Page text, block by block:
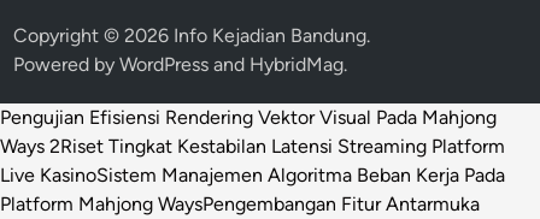
Copyright © 2026 Info Kejadian Bandung.
Powered byWordPress and HybridMag.
Pengujian Efisiensi Rendering Vektor Visual Pada Mahjong
Ways 2Riset Tingkat Kestabilan Latensi Streaming Platform
Live KasinoSistem Manajemen Algoritma Beban Kerja Pada
Platform Mahjong WaysPengembangan Fitur Antarmuka